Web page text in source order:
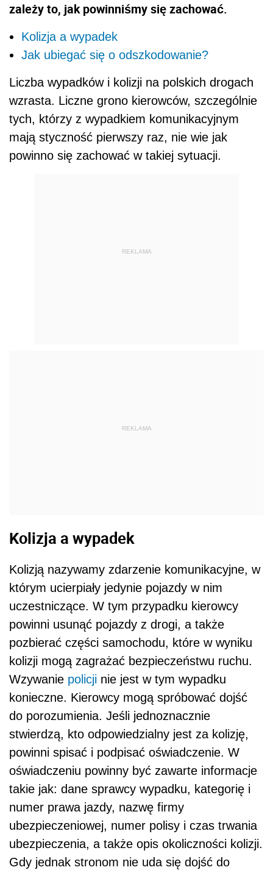
zależy to, jak powinniśmy się zachować.
Kolizja a wypadek
Jak ubiegać się o odszkodowanie?
Liczba wypadków i kolizji na polskich drogach
wzrasta. Liczne grono kierowców, szczególnie
tych, którzy z wypadkiem komunikacyjnym
mają styczność pierwszy raz, nie wie jak
powinno się zachować w takiej sytuacji.
REKLAMA
REKLAMA
Kolizja a wypadek
Kolizją nazywamy zdarzenie komunikacyjne, w
którym ucierpiały jedynie pojazdy w nim
uczestniczące. W tym przypadku kierowcy
powinni usunąć pojazdy z drogi, a także
pozbierać części samochodu, które w wyniku
kolizji mogą zagrażać bezpieczeństwu ruchu.
Wzywanie policji nie jest w tym wypadku
konieczne. Kierowcy mogą spróbować dojść
do porozumienia. Jeśli jednoznacznie
stwierdzą, kto odpowiedzialny jest za kolizję,
powinni spisać i podpisać oświadczenie. W
oświadczeniu powinny być zawarte informacje
takie jak: dane sprawcy wypadku, kategorię i
numer prawa jazdy, nazwę firmy
ubezpieczeniowej, numer polisy i czas trwania
ubezpieczenia, a także opis okoliczności kolizji.
Gdy jednak stronom nie uda się dojść do